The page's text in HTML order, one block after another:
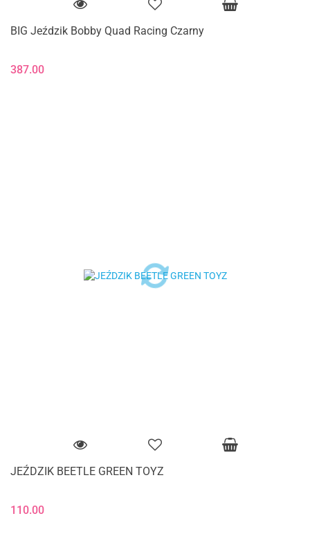
BIG Jeździk Bobby Quad Racing Czarny
387.00
JEŹDZIK BEETLE GREEN TOYZ
110.00